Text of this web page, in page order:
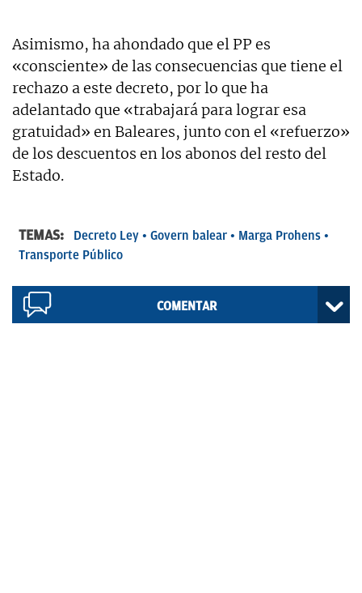
Asimismo, ha ahondado que el PP es
«consciente» de las consecuencias que tiene el
rechazo a este decreto, por lo que ha
adelantado que «trabajará para lograr esa
gratuidad» en Baleares, junto con el «refuerzo»
de los descuentos en los abonos del resto del
Estado.
TEMAS: Decreto Ley Govern balear
Marga Prohens
Transporte Público
COMENTAR